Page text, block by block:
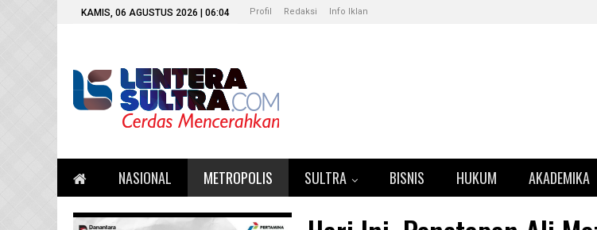
KAMIS, 06 AGUSTUS 2026 | 06:04 Profil Redaksi Info Iklan
NASIONAL METROPOLIS SULTRA BISNIS HUKUM AKADEMIKA